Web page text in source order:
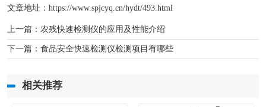
文章地址： https://www.spjcyq.cn/hydt/493.html
上一篇： 农残快速检测仪的应用及性能介绍
下一篇： 食品安全快速检测仪检测项目有哪些
相关推荐